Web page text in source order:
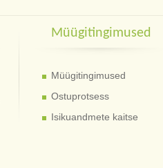
Müügitingimused
Müügitingimused
Ostuprotsess
Isikuandmete kaitse